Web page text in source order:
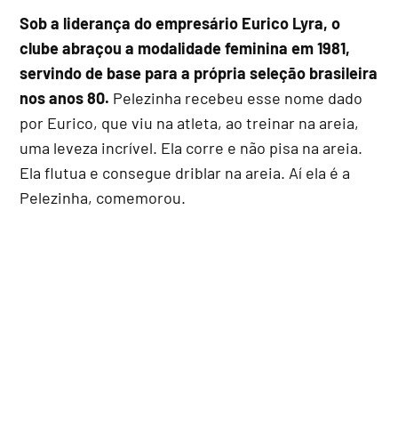
Sob a liderança do empresário Eurico Lyra, o
clube abraçou a modalidade feminina em 1981,
servindo de base para a própria seleção brasileira
nos anos 80. Pelezinha recebeu esse nome dado
por Eurico, que viu na atleta, ao treinar na areia,
uma leveza incrível. Ela corre e não pisa na areia.
Ela flutua e consegue driblar na areia. Aí ela é a
Pelezinha, comemorou.